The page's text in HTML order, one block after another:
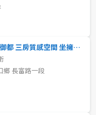
新竹好屋推薦 長富御都 三房質感空間 坐擁田園綠海
鄉 長富路一段